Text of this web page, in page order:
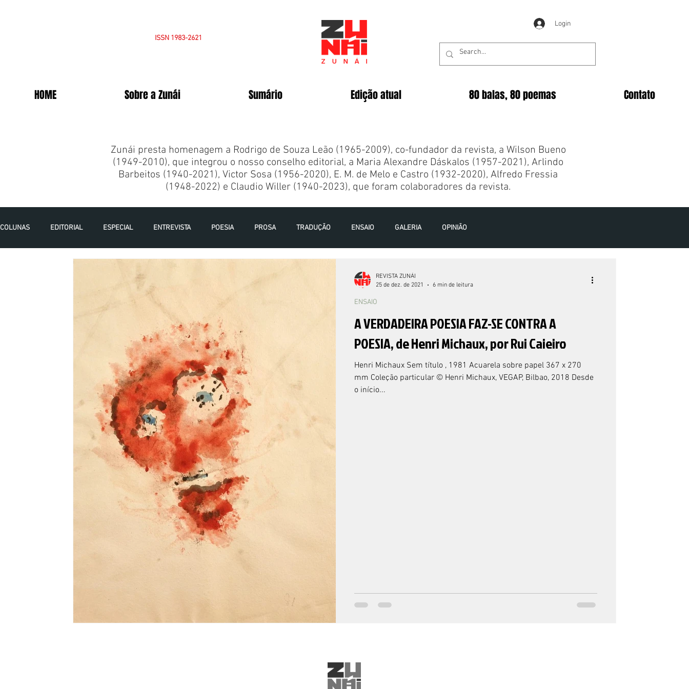
ISSN 1983-2621
Login
HOME Sobre a Zunái Sumário Edição atual 80 balas, 80 poemas Contato
Zunái presta homenagem a Rodrigo de Souza Leão (1965-2009), co-fundador da revista, a Wilson Bueno
(1949-2010), que integrou o nosso conselho editorial, a Maria Alexandre Dáskalos (1957-2021), Arlindo
Barbeitos (1940-2021), Victor Sosa (1956-2020), E. M. de Melo e Castro (1932-2020), Alfredo Fressia
(1948-2022) e Claudio Willer (1940-2023), que foram colaboradores da revista.
COLUNAS EDITORIAL ESPECIAL ENTREVISTA POESIA PROSA TRADUÇÃO ENSAIO GALERIA OPINIÃO
VOLUME 8 NÚMERO 1 - 2023
A VERDADEIRA POESIA FAZ-SE CONTRA A
POESIA, de Henri Michaux, por Rui Caieiro
Henri Michaux Sem título , 1981 Acuarela sobre papel 367 x 270
mm Coleção particular © Henri Michaux, VEGAP, Bilbao, 2018 Desde
o início...
ENSAIO
REVISTA ZUNÁI
25 de dez. de 2021
6 min de leitura